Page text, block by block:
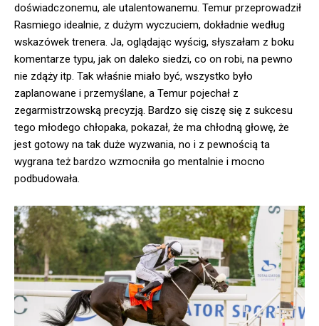
doświadczonemu, ale utalentowanemu. Temur przeprowadził
Rasmiego idealnie, z dużym wyczuciem, dokładnie według
wskazówek trenera. Ja, oglądając wyścig, słyszałam z boku
komentarze typu, jak on daleko siedzi, co on robi, na pewno
nie zdąży itp. Tak właśnie miało być, wszystko było
zaplanowane i przemyślane, a Temur pojechał z
zegarmistrzowską precyzją. Bardzo się ciszę się z sukcesu
tego młodego chłopaka, pokazał, że ma chłodną głowę, że
jest gotowy na tak duże wyzwania, no i z pewnością ta
wygrana też bardzo wzmocniła go mentalnie i mocno
podbudowała.